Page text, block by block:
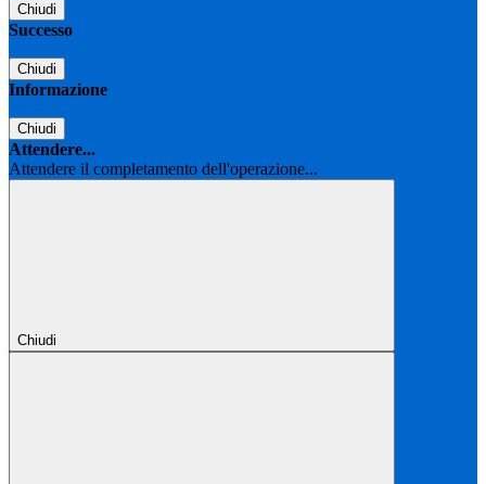
Chiudi
Successo
Chiudi
Informazione
Chiudi
Attendere...
Attendere il completamento dell'operazione...
Chiudi